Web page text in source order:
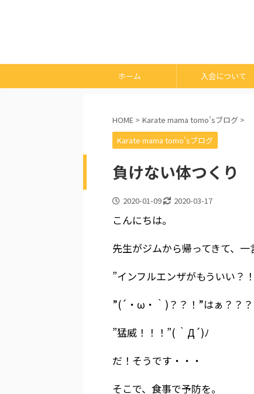
ホーム 入会について
HOME > Karate mama tomo’sブログ >
Karate mama tomo’sブログ
負けない体つくり
2020-01-09 2020-03-17
こんにちは。
先生がジムから帰ってきて、一
”インフルエンザがもういい？
”(´・ω・｀)？？！”はぁ？？
”猛威！！！”( ｀Д´)ﾉ
だ！そうです・・・
そこで、食事で予防を。